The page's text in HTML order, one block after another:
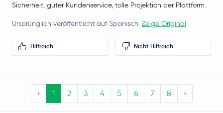
Sicherheit, guter Kundenservice, tolle Projektion der Plattform.
Ursprünglich veröffentlicht auf Spanisch. Zeige Original
Hilfreich Nicht Hilfreich
‹ 1 2 3 4 5 6 7 8 ›